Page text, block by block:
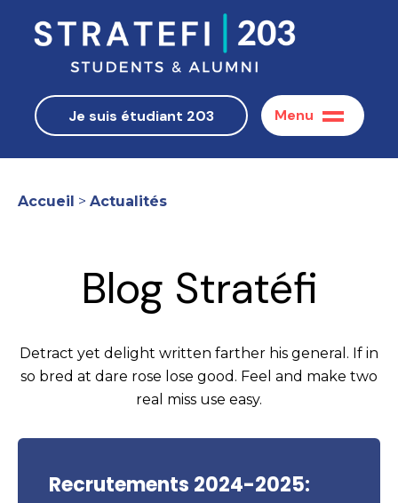
Je suis étudiant 203 Menu
Accueil > Actualités
Blog Stratéfi
Detract yet delight written farther his general. If in
so bred at dare rose lose good. Feel and make two
real miss use easy.
Recrutements 2024-2025: